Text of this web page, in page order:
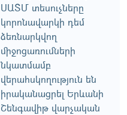
ՍԱՏՄ տեսուչները
կորոնավարկի դեմ
ձեռնարկվող
միջոցառումների
նկատմամբ
վերահսկողություն են
իրականացրել Երևանի
Շենգավիթ վարչական